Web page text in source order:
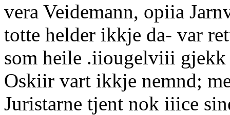
vera Veidemann, opiia
totte helder ikkje da- var
som heile .iiougelviii
Oskiir vart ikkje nemnd;
Juristarne tjent nok iiice